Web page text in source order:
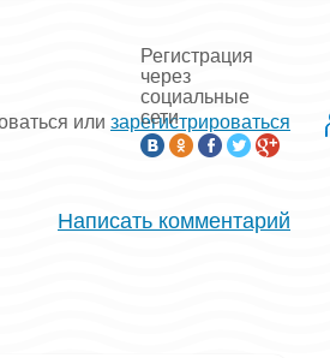
или зарегистрироваться
Регистрация
через
социальные
сети
Написать комментарий